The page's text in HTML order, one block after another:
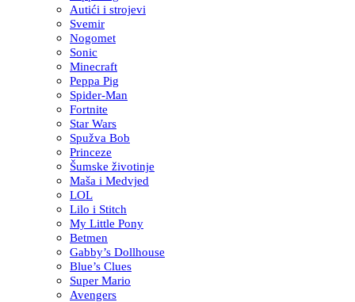
Autići i strojevi
Svemir
Nogomet
Sonic
Minecraft
Peppa Pig
Spider-Man
Fortnite
Star Wars
Spužva Bob
Princeze
Šumske životinje
Maša i Medvjed
LOL
Lilo i Stitch
My Little Pony
Betmen
Gabby’s Dollhouse
Blue’s Clues
Super Mario
Avengers